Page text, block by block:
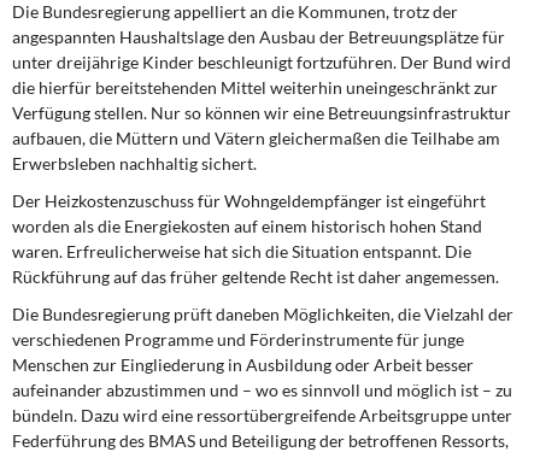
Die Bundesregierung appelliert an die Kommunen, trotz der
angespannten Haushaltslage den Ausbau der Betreuungsplätze für
unter dreijährige Kinder beschleunigt fortzuführen. Der Bund wird
die hierfür bereitstehenden Mittel weiterhin uneingeschränkt zur
Verfügung stellen. Nur so können wir eine Betreuungsinfrastruktur
aufbauen, die Müttern und Vätern gleichermaßen die Teilhabe am
Erwerbsleben nachhaltig sichert.
Der Heizkostenzuschuss für Wohngeldempfänger ist eingeführt
worden als die Energiekosten auf einem historisch hohen Stand
waren. Erfreulicherweise hat sich die Situation entspannt. Die
Rückführung auf das früher geltende Recht ist daher angemessen.
Die Bundesregierung prüft daneben Möglichkeiten, die Vielzahl der
verschiedenen Programme und Förderinstrumente für junge
Menschen zur Eingliederung in Ausbildung oder Arbeit besser
aufeinander abzustimmen und – wo es sinnvoll und möglich ist – zu
bündeln. Dazu wird eine ressortübergreifende Arbeitsgruppe unter
Federführung des BMAS und Beteiligung der betroffenen Ressorts,